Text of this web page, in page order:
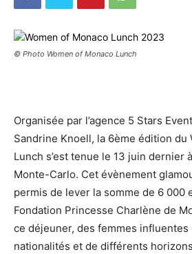
© Photo Women of Monaco Lunch
Organisée par l’agence 5 Stars
Sandrine Knoell, la 6ème édition du
Lunch s’est tenue le 13 juin dernier
Monte-Carlo. Cet évènement
permis de lever la somme de 6 000
Fondation Princesse Charlène de
ce déjeuner, des femmes
nationalités et de différents